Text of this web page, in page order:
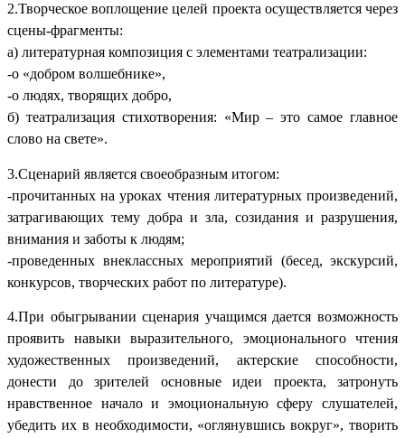
2.Творческое воплощение целей проекта осуществляется через
сцены-фрагменты:
а) литературная композиция с элементами театрализации:
-о «добром волшебнике»,
-о людях, творящих добро,
б) театрализация стихотворения: «Мир – это самое главное
слово на свете».
3.Сценарий является своеобразным итогом:
-прочитанных на уроках чтения литературных произведений,
затрагивающих тему добра и зла, созидания и разрушения,
внимания и заботы к людям;
-проведенных внеклассных мероприятий (бесед, экскурсий,
конкурсов, творческих работ по литературе).
4.При обыгрывании сценария учащимся дается возможность
проявить навыки выразительного, эмоционального чтения
художественных произведений, актерские способности,
донести до зрителей основные идеи проекта, затронуть
нравственное начало и эмоциональную сферу слушателей,
убедить их в необходимости, «оглянувшись вокруг», творить